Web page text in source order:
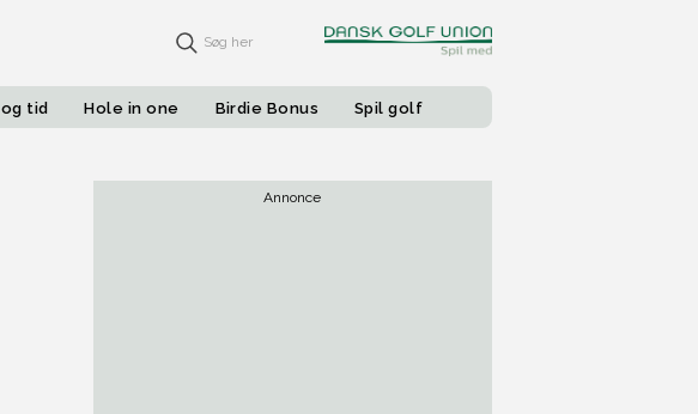
Søg her
tid Hole in one Birdie Bonus Spil golf
Annonce